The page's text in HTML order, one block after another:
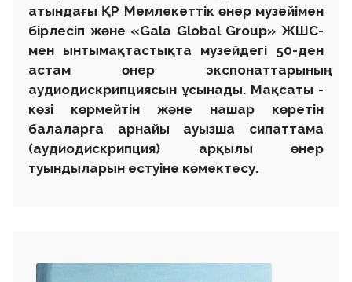
атындағы ҚР Мемлекеттік өнер музейімен
бірлесіп және «Gala Global Group» ЖШС-
мен ынтымақтастықта музейдегі 50-ден
астам өнер экспонаттарының
аудиодискрипциясын ұсынады. Мақсаты -
көзі көрмейтін және нашар көретін
балаларға арнайы ауызша сипаттама
(аудиодискрипция) арқылы өнер
туындыларын естуіне көмектесу.